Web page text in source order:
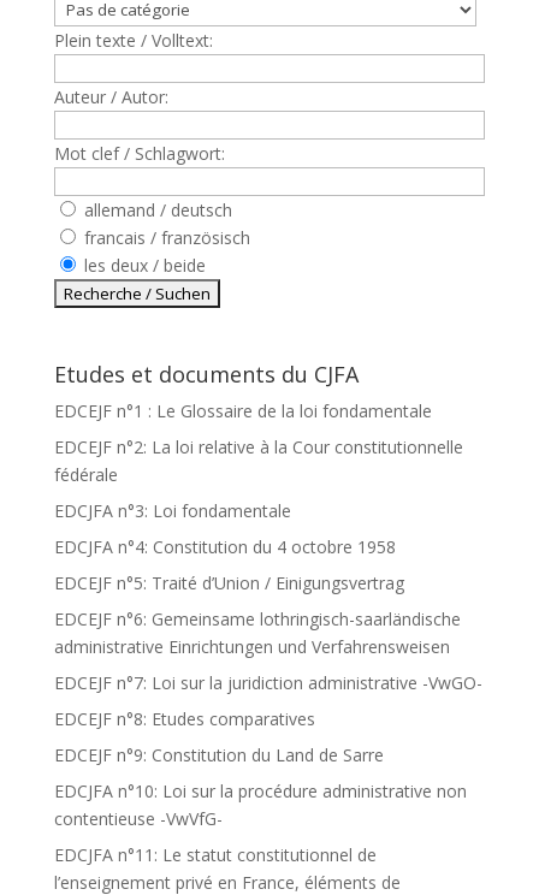
Plein texte / Volltext:
Auteur / Autor:
Mot clef / Schlagwort:
allemand / deutsch
francais / französisch
les deux / beide
Etudes et documents du CJFA
EDCEJF n°1 : Le Glossaire de la loi fondamentale
EDCEJF n°2: La loi relative à la Cour constitutionnelle
fédérale
EDCJFA n°3: Loi fondamentale
EDCJFA n°4: Constitution du 4 octobre 1958
EDCEJF n°5: Traité d’Union / Einigungsvertrag
EDCEJF n°6: Gemeinsame lothringisch-saarländische
administrative Einrichtungen und Verfahrensweisen
EDCEJF n°7: Loi sur la juridiction administrative -VwGO-
EDCEJF n°8: Etudes comparatives
EDCEJF n°9: Constitution du Land de Sarre
EDCJFA n°10: Loi sur la procédure administrative non
contentieuse -VwVfG-
EDCJFA n°11: Le statut constitutionnel de
l’enseignement privé en France, éléments de